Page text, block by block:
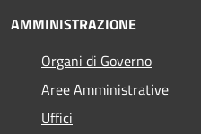
AMMINISTRAZIONE
Organi di Governo
Aree Amministrative
Uffici